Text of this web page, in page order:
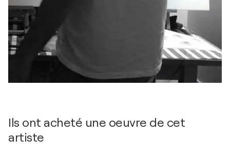
Ils ont acheté une oeuvre de cet
artiste